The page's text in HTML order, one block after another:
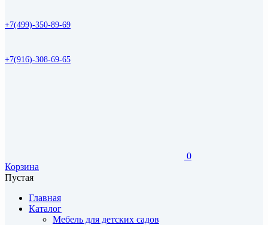
+7(499)-350-89-69
+7(916)-308-69-65
0
Корзина
Пустая
Главная
Каталог
Мебель для детских садов